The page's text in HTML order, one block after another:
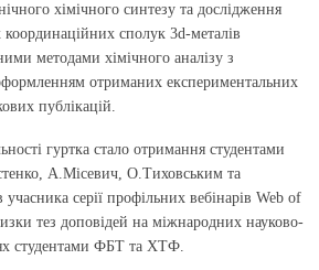
хімічного синтезу та дослідження
сполук 3d-металів
методами хімічного аналізу з
отриманих експериментальних
публікацій.
гуртка стало отримання студентами
А.Місевич, О.Тиховським та
серії профільних вебінарів Web of
тез доповідей на міжнародних науково-
студентами ФБТ та ХТФ.